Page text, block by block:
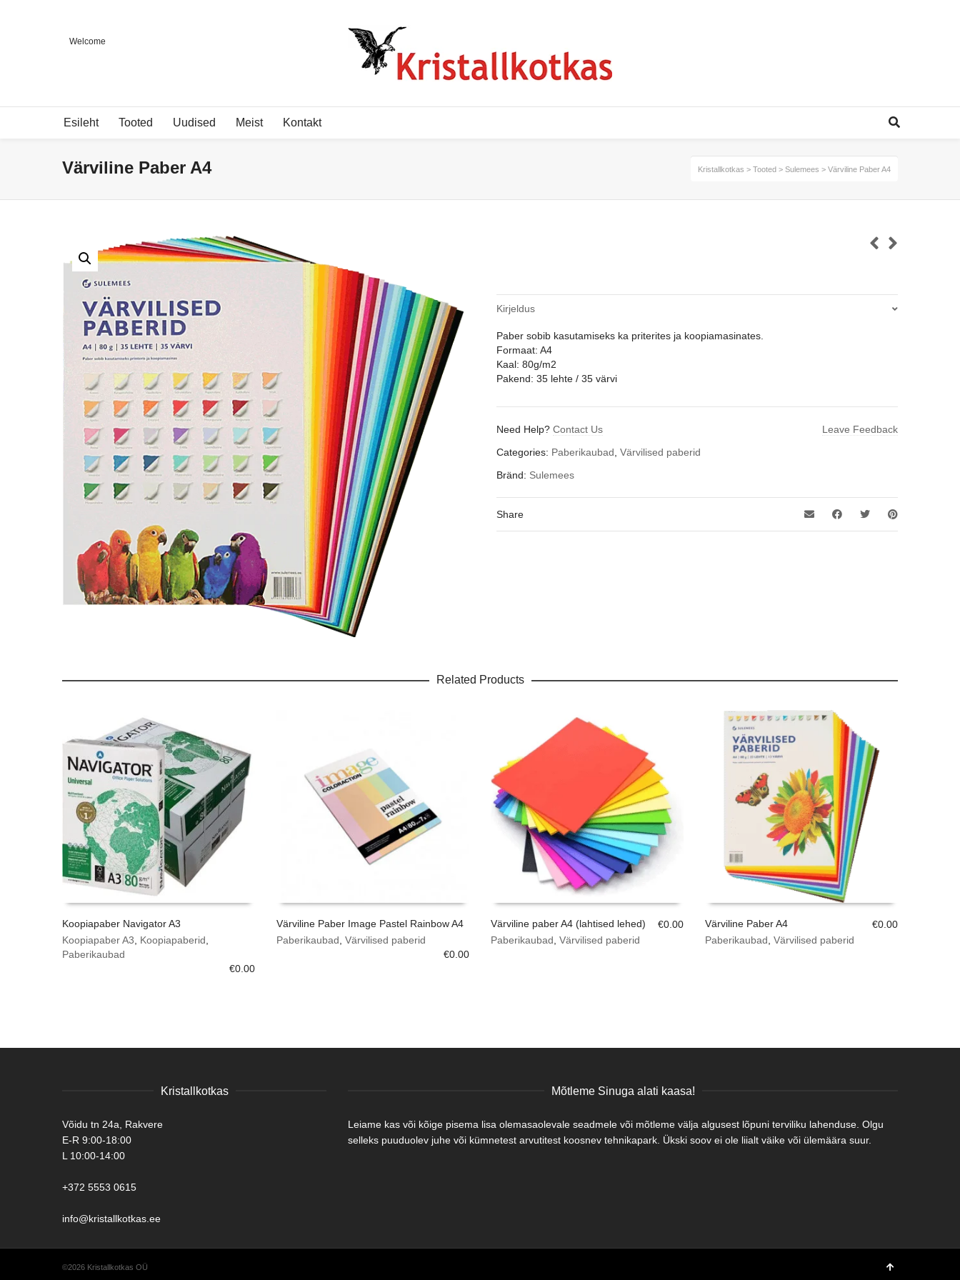
Welcome
Esileht Tooted Uudised Meist Kontakt
Värviline Paber A4 Kristallkotkas > Tooted > Sulemees > Värviline Paber A4
Kirjeldus
Paber sobib kasutamiseks ka priterites ja koopiamasinates.
Formaat: A4
Kaal: 80g/m2
Pakend: 35 lehte / 35 värvi
Need Help?Contact Us
Leave Feedback
Categories: Paberikaubad ,Värvilised paberid
Bränd: Sulemees
Share
Related Products
Koopiapaber Navigator A3
Koopiapaber A3
Koopiapaberid
Paberikaubad
€0.00
Värviline Paber Image Pastel Rainbow A4
Paberikaubad Värvilised paberid
€0.00
Värviline paber A4 (lahtised lehed)
Paberikaubad Värvilised paberid
€0.00
Värviline Paber A4
Paberikaubad Värvilised paberid
€0.00
Kristallkotkas
Võidu tn 24a, Rakvere
E-R 9:00-18:00
L 10:00-14:00
+372 5553 0615
info@kristallkotkas.ee
Mõtleme Sinuga alati kaasa!
Leiame kas või kõige pisema lisa olemasaolevale seadmele või mõtleme välja algusest lõpuni terviliku lahenduse. Olgu
selleks puuduolev juhe või kümnetest arvutitest koosnev tehnikapark. Ükski soov ei ole liialt väike või ülemäära suur.
©2026 Kristallkotkas OÜ